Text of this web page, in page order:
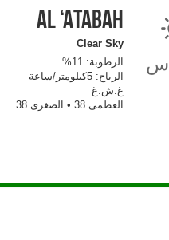
س
Al ‘Atabah
Clear Sky
الرطوبة: 11%
الرياح: 5كيلومتر/ساعة
غ.ش.غ
العظمى 38 • الصغرى 38